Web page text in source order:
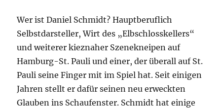
Wer ist Daniel Schmidt? Hauptberuflich
Selbstdarsteller, Wirt des „Elbschlosskellers“
und weiterer kieznaher Szenekneipen auf
Hamburg-St. Pauli und einer, der überall auf St.
Pauli seine Finger mit im Spiel hat. Seit einigen
Jahren stellt er dafür seinen neu erweckten
Glauben ins Schaufenster. Schmidt hat einige